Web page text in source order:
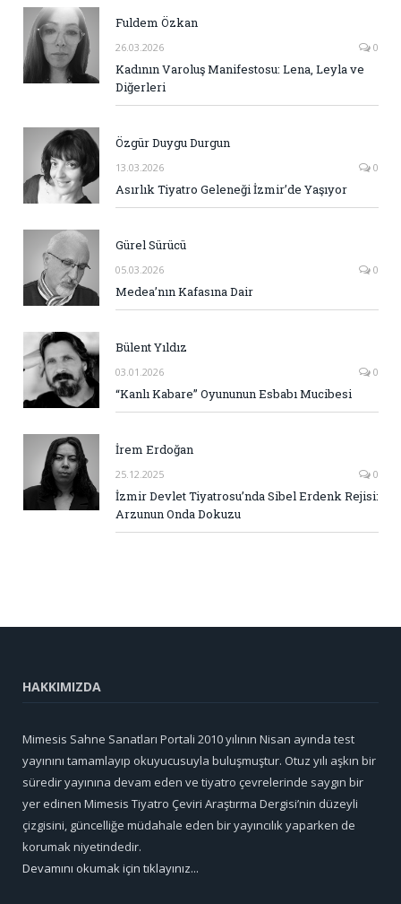
Fuldem Özkan
26.03.2026 0
Kadının Varoluş Manifestosu: Lena, Leyla ve
Diğerleri
Özgür Duygu Durgun
13.03.2026 0
Asırlık Tiyatro Geleneği İzmir’de Yaşıyor
Gürel Sürücü
05.03.2026 0
Medea’nın Kafasına Dair
Bülent Yıldız
03.01.2026 0
“Kanlı Kabare” Oyununun Esbabı Mucibesi
İrem Erdoğan
25.12.2025 0
İzmir Devlet Tiyatrosu’nda Sibel Erdenk Rejisi:
Arzunun Onda Dokuzu
HAKKIMIZDA
Mimesis Sahne Sanatları Portali 2010 yılının Nisan ayında test
yayınını tamamlayıp okuyucusuyla buluşmuştur. Otuz yılı aşkın bir
süredir yayınına devam eden ve tiyatro çevrelerinde saygın bir
yer edinen Mimesis Tiyatro Çeviri Araştırma Dergisi’nin düzeyli
çizgisini, güncelliğe müdahale eden bir yayıncılık yaparken de
korumak niyetindedir.
Devamını okumak için tıklayınız...